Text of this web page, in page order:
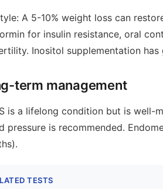
A 5-10% weight loss can
for insulin resistance, oral
Inositol supplementation has
term management
is a lifelong condition but is well-
pressure is recommended.
TESTS